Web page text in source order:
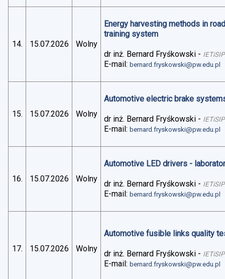
14. 15.07.2026 Wolny
Energy harvesting methods in
training system
dr inż. Bernard Fryśkowski - IETiSIP
E-mail:bernard.fryskowski@pw.edu.pl
15. 15.07.2026 Wolny
Automotive electric brake
dr inż. Bernard Fryśkowski - IETiSIP
E-mail:bernard.fryskowski@pw.edu.pl
16. 15.07.2026 Wolny
Automotive LED drivers -
dr inż. Bernard Fryśkowski - IETiSIP
E-mail:bernard.fryskowski@pw.edu.pl
17. 15.07.2026 Wolny
Automotive fusible links quality
dr inż. Bernard Fryśkowski - IETiSIP
E-mail:bernard.fryskowski@pw.edu.pl